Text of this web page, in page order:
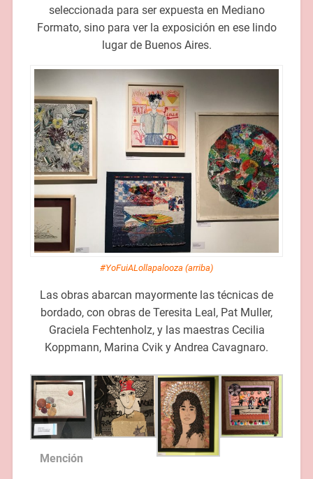
seleccionada para ser expuesta en Mediano
Formato, sino para ver la exposición en ese lindo
lugar de Buenos Aires.
#YoFuiALollapalooza (arriba)
Las obras abarcan mayormente las técnicas de
bordado, con obras de Teresita Leal, Pat Muller,
Graciela Fechtenholz, y las maestras Cecilia
Koppmann, Marina Cvik y Andrea Cavagnaro.
Mención